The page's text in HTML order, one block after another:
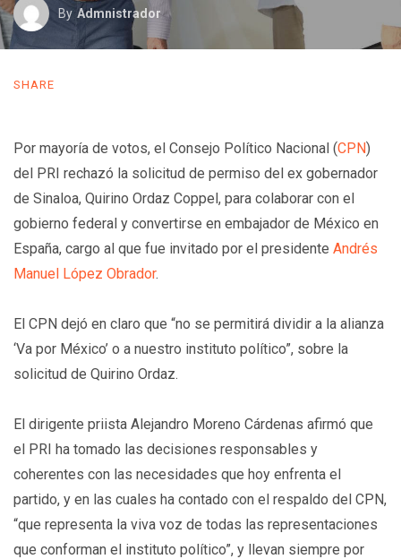
By Admnistrador
SHARE
Por mayoría de votos, el Consejo Político Nacional (CPN)
del PRI rechazó la solicitud de permiso del ex gobernador
de Sinaloa, Quirino Ordaz Coppel, para colaborar con el
gobierno federal y convertirse en embajador de México en
España, cargo al que fue invitado por el presidente Andrés
Manuel López Obrador.
El CPN dejó en claro que “no se permitirá dividir a la alianza
‘Va por México’ o a nuestro instituto político”, sobre la
solicitud de Quirino Ordaz.
El dirigente priista Alejandro Moreno Cárdenas afirmó que
el PRI ha tomado las decisiones responsables y
coherentes con las necesidades que hoy enfrenta el
partido, y en las cuales ha contado con el respaldo del CPN,
“que representa la viva voz de todas las representaciones
que conforman el instituto político”, y llevan siempre por